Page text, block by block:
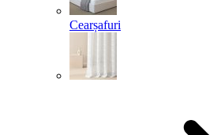
Cearșafuri